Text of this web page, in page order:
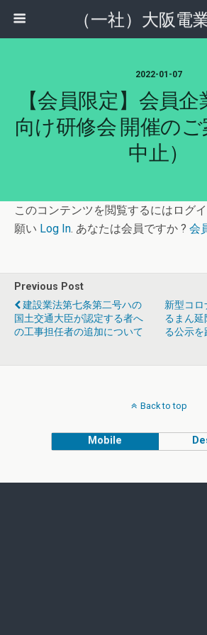
（一社）大阪電
2022-01-07
【会員限定】会員
向け研修会 開催の
中止）
このコンテンツを閲覧するにはログ
願い Log In. あなたは会員ですか ? 会
Previous Post
建設業法第七条第二号ハの
国土交通大臣が認定する者へ
の工事担任者の追加について
新型コ
るまん
る公示
Back to top
Mobile